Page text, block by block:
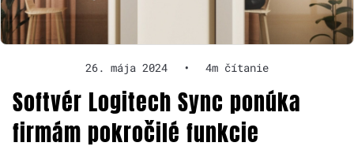
26. mája 2024 • 4m čítanie
Softvér Logitech Sync ponúka
firmám pokročilé funkcie